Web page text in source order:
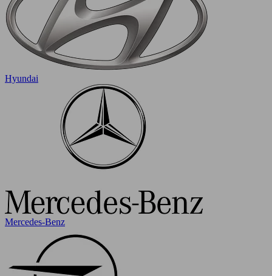
Hyundai
Mercedes-Benz